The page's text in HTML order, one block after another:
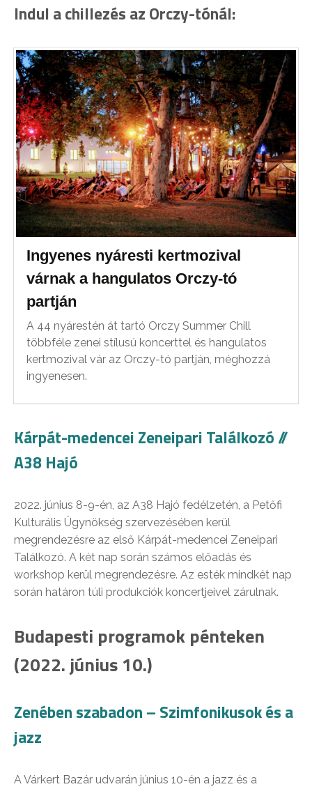
Indul a chillezés az Orczy-tónál:
Ingyenes nyáresti kertmozival
várnak a hangulatos Orczy-tó
partján
A 44 nyárestén át tartó Orczy Summer Chill
többféle zenei stílusú koncerttel és hangulatos
kertmozival vár az Orczy-tó partján, méghozzá
ingyenesen.
Kárpát-medencei Zeneipari Találkozó //
A38 Hajó
2022. június 8-9-én, az A38 Hajó fedélzetén, a Petőfi
Kulturális Ügynökség szervezésében kerül
megrendezésre az első Kárpát-medencei Zeneipari
Találkozó. A két nap során számos előadás és
workshop kerül megrendezésre. Az esték mindkét nap
során határon túli produkciók koncertjeivel zárulnak.
Budapesti programok pénteken
(2022. június 10.)
Zenében szabadon – Szimfonikusok és a
jazz
A Várkert Bazár udvarán június 10-én a jazz és a